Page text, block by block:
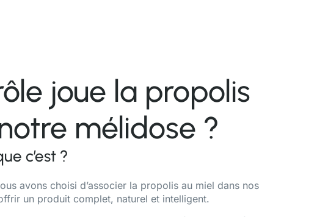
joue la propolis
mélidose ?
c’est ?
avons choisi d’associer la propolis au miel dans nos
un produit complet, naturel et intelligent.